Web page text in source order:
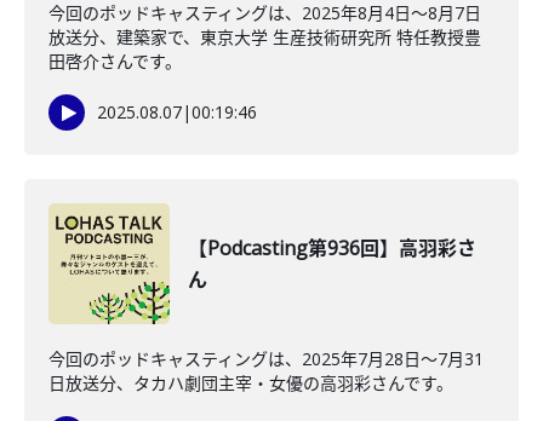
今回のポッドキャスティングは、2025年8月4日〜8月7日
放送分、建築家で、東京大学 生産技術研究所 特任教授豊
田啓介さんです。
2025.08.07|00:19:46
【Podcasting第936回】高羽彩さ
ん
今回のポッドキャスティングは、2025年7月28日〜7月31
日放送分、タカハ劇団主宰・女優の高羽彩さんです。